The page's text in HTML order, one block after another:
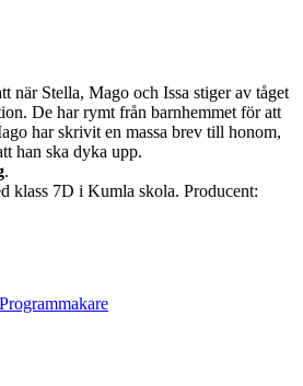
när Stella, Mago och Issa stiger av tåget
De har rymt från barnhemmet för att
har skrivit en massa brev till honom,
han ska dyka upp.
.
klass 7D i Kumla skola. Producent:
Programmakare